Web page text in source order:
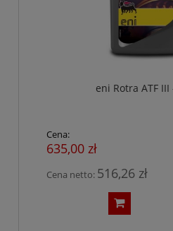
eni Rotra ATF
Cena:
635,00 zł
Cena netto: 516,26 zł